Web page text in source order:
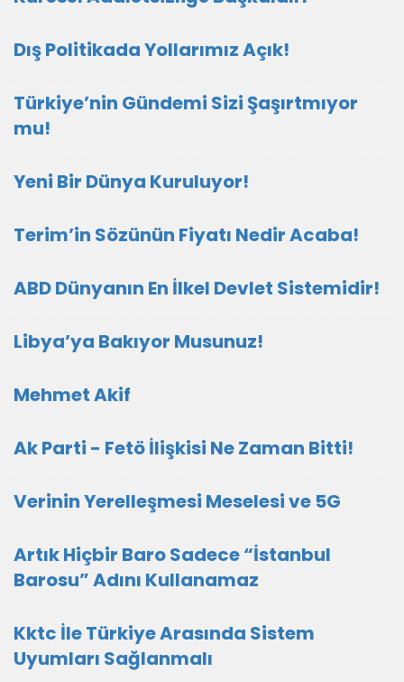
Dış Politikada Yollarımız Açık!
Türkiye’nin Gündemi Sizi Şaşırtmıyor
mu!
Yeni Bir Dünya Kuruluyor!
Terim’in Sözünün Fiyatı Nedir Acaba!
ABD Dünyanın En İlkel Devlet Sistemidir!
Libya’ya Bakıyor Musunuz!
Mehmet Akif
Ak Parti - Fetö İlişkisi Ne Zaman Bitti!
Verinin Yerelleşmesi Meselesi ve 5G
Artık Hiçbir Baro Sadece “İstanbul
Barosu” Adını Kullanamaz
Kktc İle Türkiye Arasında Sistem
Uyumları Sağlanmalı